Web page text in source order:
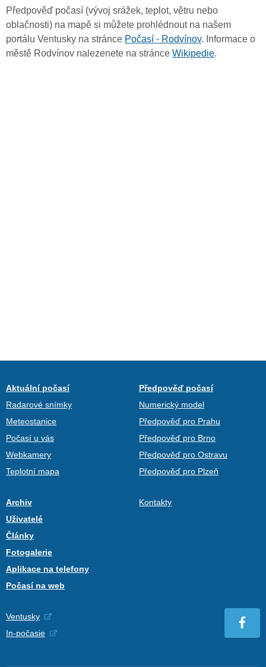
Předpověď počasí (vývoj srážek, teplot, větru nebo
oblačnosti) na mapě si můžete prohlédnout na našem
portálu Ventusky na stránce Počasí - Rodvínov. Informace o
městě Rodvínov nalezenete na stránce Wikipedie.
Aktuální počasí
Radarové snímky
Meteostanice
Počasí u vás
Webkamery
Teplotní mapa
Předpověď počasí
Numerický model
Předpověď pro Prahu
Předpověď pro Brno
Předpověď pro Ostravu
Předpověď pro Plzeň
Archiv
Uživatelé
Články
Fotogalerie
Aplikace na telefony
Počasí na web
Kontakty
Ventusky
In-počasie